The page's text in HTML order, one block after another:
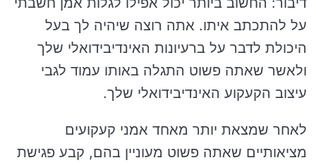
על להתכתב איתו. אתה רוצה שיהיה לך בעל
היכולת לדבר על ברעיונות האינדיבידואלי שלך
ולאשר שאתה פשוט התגלה באותו עמוד לגבי
עיצוב הקעקוע האינדיבידואלי שלך.
לאחר שמצאת יותר מאחד אמני קעקועים
מציאותיים שאתה פשוט מעוניין בהם, קבע פגישת